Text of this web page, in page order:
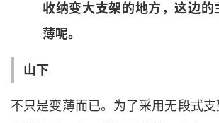
收纳变大支架的地方 ， 这边的
薄呢。
山下
不只是变薄而已。 为了采用无段式支